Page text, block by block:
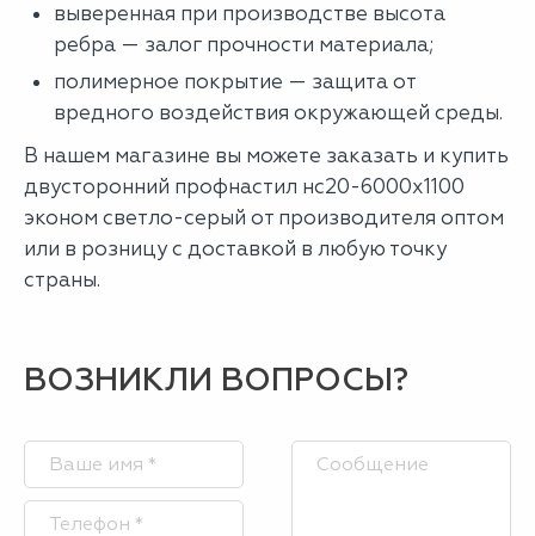
выверенная при производстве высота
ребра — залог прочности материала;
полимерное покрытие — защита от
вредного воздействия окружающей среды.
В нашем магазине вы можете заказать и купить
двусторонний профнастил нс20-6000х1100
эконом светло-серый от производителя оптом
или в розницу с доставкой в любую точку
страны.
ВОЗНИКЛИ ВОПРОСЫ?